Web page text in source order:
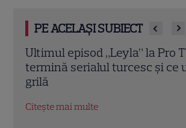
PE ACELAȘI SUBIECT
A apărut revista TVmania nr.
Rimes este vedeta copertei,
Pepene și marile premiere TV